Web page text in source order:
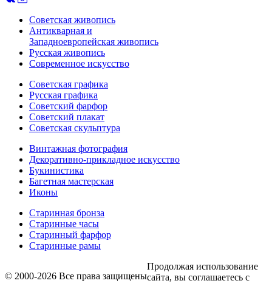
Советская живопись
Антикварная и
Западноевропейская живопись
Русская живопись
Современное искусство
Советская графика
Русская графика
Советский фарфор
Советский плакат
Советская скульптура
Винтажная фотография
Декоративно-прикладное искусство
Букинистика
Багетная мастерская
Иконы
Старинная бронза
Старинные часы
Старинный фарфор
Старинные рамы
© 2000-2026 Все права защищены
Продолжая использование
сайта, вы соглашаетесь с